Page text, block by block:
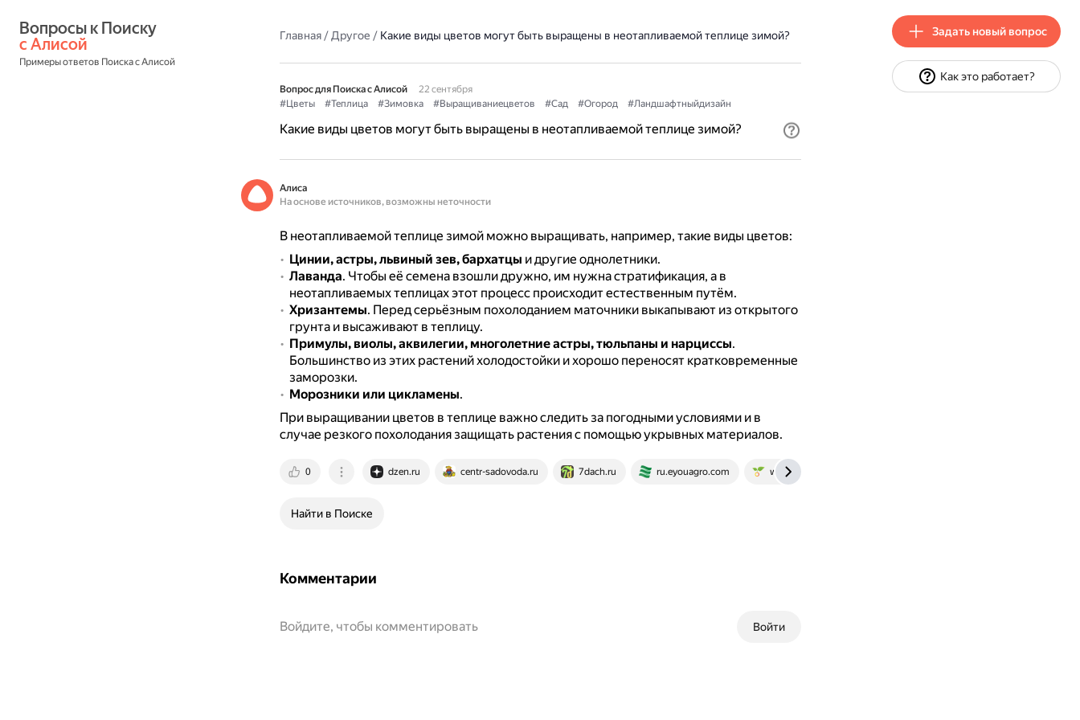
с Алисой
Примеры ответов Поиска с Алисой
Главная/Другое / Какие виды цветов могут быть выращены в неотапливаемой теплице зимой?
Вопрос для Поиска с Алисой
22 сентября
#Цветы
#Теплица #Зимовка #Выращиваниецветов #Сад #Огород #Ландшафтныйдизайн
Какие виды цветов могут быть выращены в неотапливаемой теплице зимой?
Алиса
На основе источников, возможны неточности
В неотапливаемой теплице зимой можно выращивать, например, такие виды цветов:
Цинии, астры, львиный зев, бархатцы и другие однолетники.
Лаванда. Чтобы её семена взошли дружно, им нужна стратификация, а в
неотапливаемых теплицах этот процесс происходит естественным путём.
Хризантемы. Перед серьёзным похолоданием маточники выкапывают из открытого
грунта и высаживают в теплицу.
Примулы, виолы, аквилегии, многолетние астры, тюльпаны и нарциссы.
Большинство из этих растений холодостойки и хорошо переносят кратковременные
заморозки.
Морозники или цикламены.
При выращивании цветов в теплице важно следить за погодными условиями и в
случае резкого похолодания защищать растения с помощью укрывных материалов.
0 dzen.ru centr-sadovoda.ru 7dach.ru ru.eyouagro.com www.botanichka.ru
Найти в Поиске
Комментарии
Войти
Войдите, чтобы комментировать
Задать новый вопрос
Как это работает?